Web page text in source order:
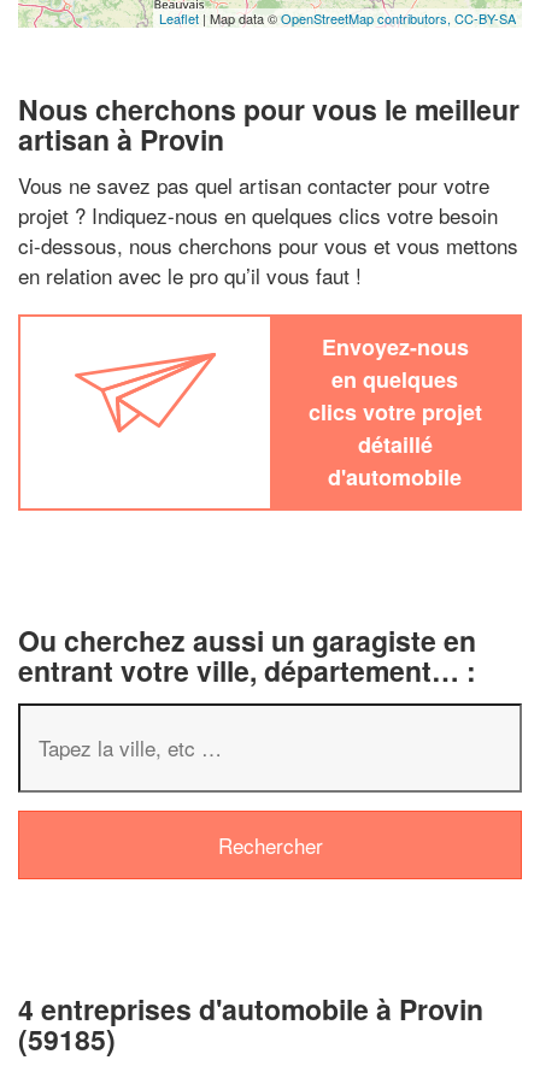
Leaflet | Map data ©OpenStreetMap contributors, CC-BY-SA
Nous cherchons pour vous le meilleur
artisan à Provin
Vous ne savez pas quel artisan contacter pour votre
projet ? Indiquez-nous en quelques clics votre besoin
ci-dessous, nous cherchons pour vous et vous mettons
en relation avec le pro qu’il vous faut !
Envoyez-nous
en quelques
clics votre projet
détaillé
d'automobile
Ou cherchez aussi un garagiste en
entrant votre ville, département… :
4 entreprises d'automobile à Provin
(59185)